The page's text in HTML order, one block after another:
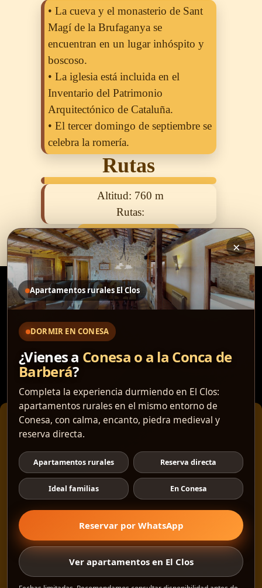
Gestionar consentimiento
Para ofrecer las mejores experiencias, utilizamos tecnologías como las cookies para
almacenar y/o acceder a la información del dispositivo. El consentimiento de estas
tecnologías nos permitirá procesar datos como el comportamiento de navegación o las
identificaciones únicas en este sitio. No consentir o retirar el consentimiento, puede
afectar negativamente a ciertas características y funciones.
Aceptar
Ver preferencias
• La cueva y el monasterio de Sant
Magí de la Brufaganya se
encuentran en un lugar inhóspito y
boscoso.
• La iglesia está incluida en el
Inventario del Patrimonio
Arquitectónico de Cataluña.
• El tercer domingo de septiembre se
celebra la romería.
Rutas
Altitud: 760 m
Rutas:
Todos Los Pueblos
CONESA Medieval
Generalitat de Catalunya
© Créditos: Redacción: Marietta Solà · Fotografía: Joaquim
Manzano · Diseño e implementación web: Manel Caparrós · Servidores
y publicación: igualada.online · Contenido blog:conten.blog
×
Apartamentos rurales El Clos
DORMIR EN CONESA
¿Vienes a Conesa o a la Conca de
Barberá?
Completa la experiencia durmiendo en El Clos:
apartamentos rurales en el mismo entorno de
Conesa, con calma, encanto, piedra medieval y
reserva directa.
Apartamentos rurales Reserva directa
Ideal familias En Conesa
Reservar por WhatsApp
Ver apartamentos en El Clos